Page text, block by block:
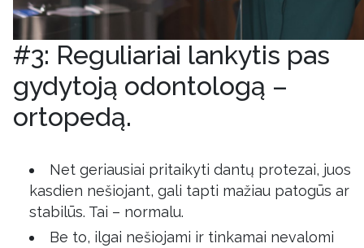
#3: Reguliariai lankytis pas
gydytoją odontologą –
ortopedą.
Net geriausiai pritaikyti dantų protezai, juos
kasdien nešiojant, gali tapti mažiau patogūs ar
stabilūs. Tai – normalu.
Be to, ilgai nešiojami ir tinkamai nevalomi